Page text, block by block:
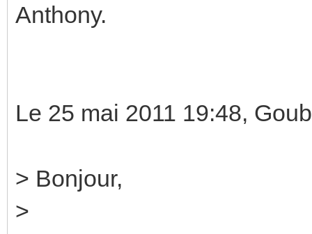
Anthony.
Le 25 mai 2011 19:48,
> Bonjour,
>